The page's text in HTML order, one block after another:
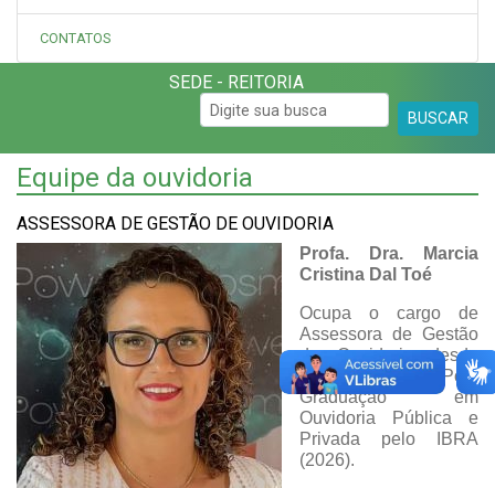
CONTATOS
SEDE - REITORIA
BUSCAR
Equipe da ouvidoria
ASSESSORA DE GESTÃO DE OUVIDORIA
Profa. Dra. Marcia
Cristina Dal Toé
Ocupa o cargo de
Assessora de Gestão
de Ouvidoria desde
2019 e tem Pós-
Graduação em
Ouvidoria Pública e
Privada pelo IBRA
(2026).